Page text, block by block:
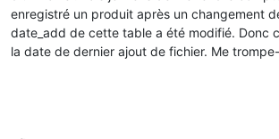
enregistré un produit après un changement
date_add de cette table a été modifié. Donc
la date de dernier ajout de fichier. Me